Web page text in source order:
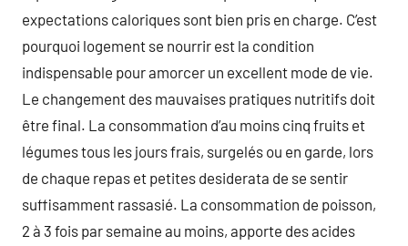
expectations caloriques sont bien pris en charge. C’est
pourquoi logement se nourrir est la condition
indispensable pour amorcer un excellent mode de vie.
Le changement des mauvaises pratiques nutritifs doit
être final. La consommation d’au moins cinq fruits et
légumes tous les jours frais, surgelés ou en garde, lors
de chaque repas et petites desiderata de se sentir
suffisamment rassasié. La consommation de poisson,
2 à 3 fois par semaine au moins, apporte des acides